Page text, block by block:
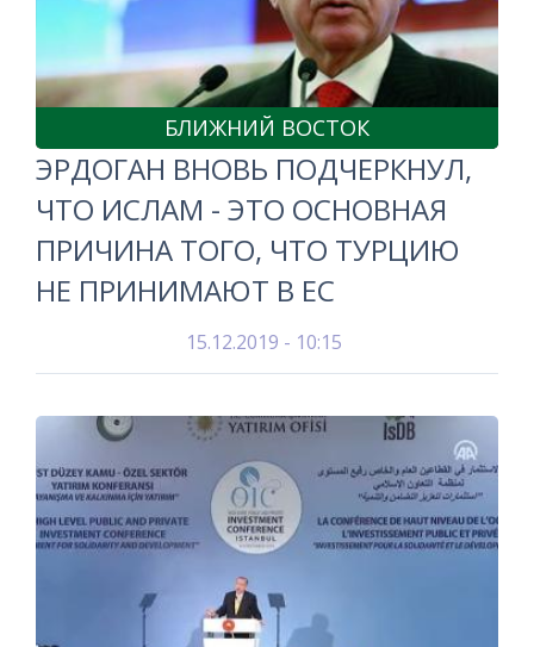
БЛИЖНИЙ ВОСТОК
ЭРДОГАН ВНОВЬ ПОДЧЕРКНУЛ,
ЧТО ИСЛАМ - ЭТО ОСНОВНАЯ
ПРИЧИНА ТОГО, ЧТО ТУРЦИЮ
НЕ ПРИНИМАЮТ В ЕС
15.12.2019 - 10:15